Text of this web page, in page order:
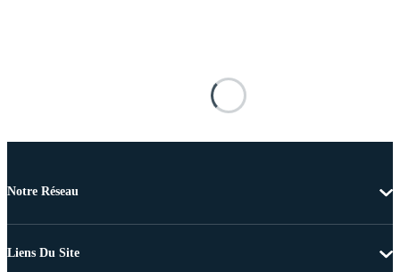
Notre Réseau
Liens Du Site